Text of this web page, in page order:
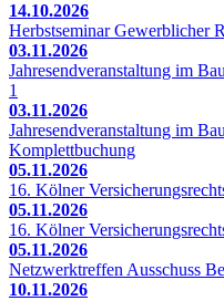
14.10.2026
Herbstseminar Gewerblicher
03.11.2026
Jahresendveranstaltung im
1
03.11.2026
Jahresendveranstaltung im
Komplettbuchung
05.11.2026
16. Kölner
05.11.2026
16. Kölner
05.11.2026
Netzwerktreffen Ausschuss
10.11.2026